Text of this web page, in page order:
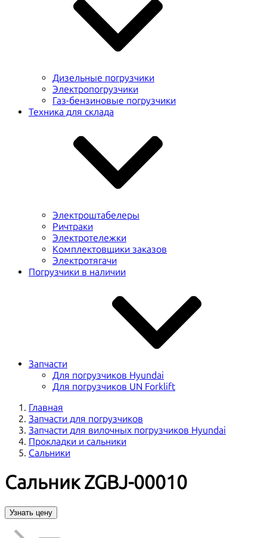
Дизельные погрузчики
Электропогрузчики
Газ-бензиновые погрузчики
Техника для склада
Электроштабелеры
Ричтраки
Электротележки
Комплектовщики заказов
Электротягачи
Погрузчики в наличии
Запчасти
Для погрузчиков Hyundai
Для погрузчиков UN Forklift
Главная
Запчасти для погрузчиков
Запчасти для вилочных погрузчиков Hyundai
Прокладки и сальники
Сальники
Сальник ZGBJ-00010
Узнать цену